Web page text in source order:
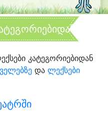
კატეგორიებიდან
და ლექსები